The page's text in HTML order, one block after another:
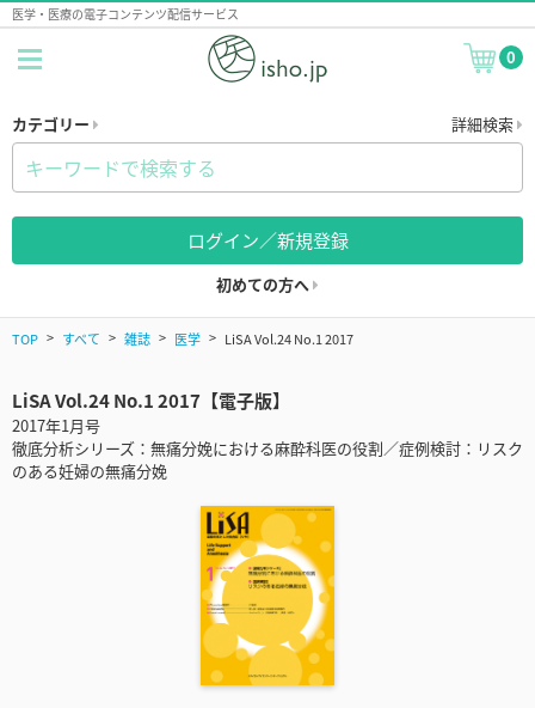
医学・医療の電子コンテンツ配信サービス
0
カテゴリー 詳細検索
ログイン／新規登録
初めての方へ
TOP すべて 雑誌 医学 LiSA Vol.24 No.1 2017
LiSA Vol.24 No.1 2017【電子版】
2017年1月号
徹底分析シリーズ：無痛分娩における麻酔科医の役割／症例検討：リスク
のある妊婦の無痛分娩